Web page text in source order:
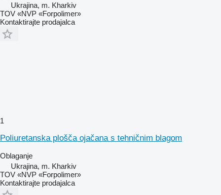
Ukrajina, m. Kharkiv
TOV «NVP «Forpolimer»
Kontaktirajte prodajalca
1
Poliuretanska plošča ojačana s tehničnim blagom
Oblaganje
Ukrajina, m. Kharkiv
TOV «NVP «Forpolimer»
Kontaktirajte prodajalca